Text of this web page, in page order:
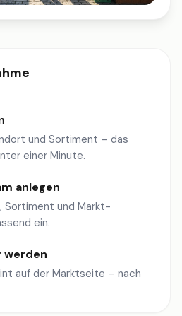
und Sortiment – das
einer Minute.
anlegen
Sortiment und Markt-
ein.
werden
auf der Marktseite – nach